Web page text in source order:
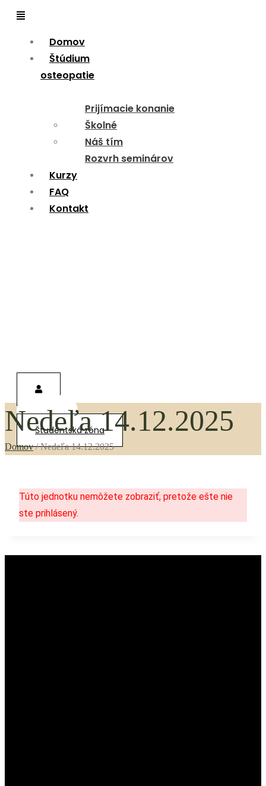
Menu
Domov
Štúdium
osteopatie
Prijímacie konanie
Školné
Náš tím
Rozvrh seminárov
Kurzy
FAQ
Kontakt
0,00€
Študentská zóna
Nedeľa 14.12.2025
Domov / Nedeľa 14.12.2025
Túto jednotku nemôžete zobraziť, pretože ešte nie
ste prihlásený.